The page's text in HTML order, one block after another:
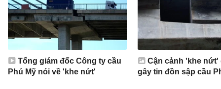
Tổng giám đốc Công ty cầu
Phú Mỹ nói về 'khe nứt'
Cận cảnh 'khe nứt'
gây tin đồn sập cầu